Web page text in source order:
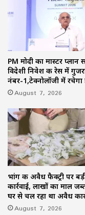
PM मोदी का मास्टर
विदेशी निवेश की रेस में
नंबर-1,टेक्नोलॉजी में रचेगा
August 7, 2026
भांग की अवैध फैक्ट्री पर
कार्रवाई, लाखों का माल
घर से चल रहा था अवैध
August 7, 2026